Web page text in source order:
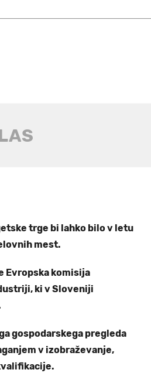
trge bi lahko bilo v letu
mest.
Evropska komisija
ki v Sloveniji
gospodarskega pregleda
v izobraževanje,